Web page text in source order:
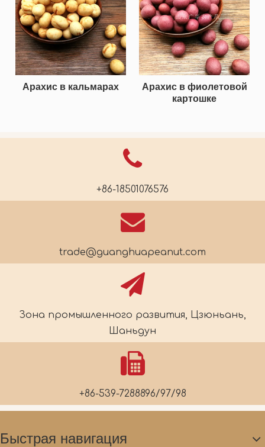
Арахис в кальмарах
Арахис в фиолетовой
картошке
+86-18501076576
trade@guanghuapeanut.com
Зона промышленного развития, Цзюньань,
Шаньдун
+86-539-7288896/97/98
Быстрая навигация